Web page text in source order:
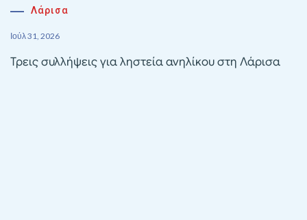
Λάρισα
Ιούλ 31, 2026
Τρεις συλλήψεις για ληστεία ανηλίκου στη Λάρισα